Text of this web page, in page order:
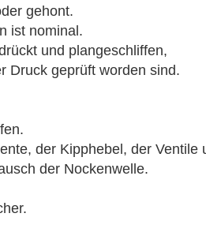
gehont.
ist nominal.
und plangeschliffen,
Druck geprüft worden sind.
der Kipphebel, der Ventile
der Nockenwelle.